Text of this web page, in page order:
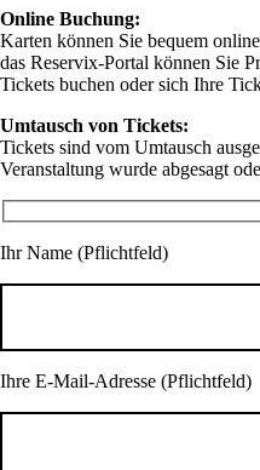
Online Buchung:
Karten können Sie bequem
das Reservix-Portal können Sie
Tickets buchen oder sich Ihre
Umtausch von Tickets:
Tickets sind vom Umtausch
Veranstaltung wurde abgesagt
Ihr Name (Pflichtfeld)
Ihre E-Mail-Adresse (Pflichtfeld)